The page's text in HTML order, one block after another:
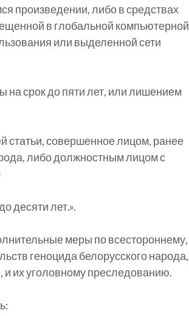
произведении, либо в средствах
в глобальной компьютерной
или выделенной сети
на срок до пяти лет, или лишением
статьи, совершенное лицом, ранее
либо должностным лицом с
десяти лет.».
меры по всестороннему,
геноцида белорусского народа,
их уголовному преследованию.